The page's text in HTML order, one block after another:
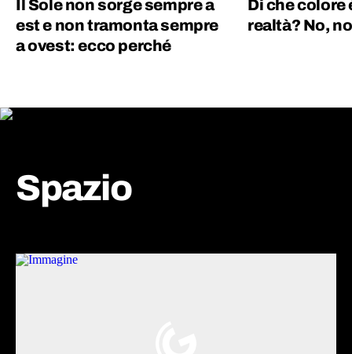
Il Sole non sorge sempre a
est e non tramonta sempre
a ovest: ecco perché
Di che colore
realtà? No,
Spazio